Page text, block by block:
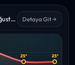
Kahramankazan 7 Günlük Sıcaklık Trendi | 10 Ağustos – 16 Ağustos 2026 Detaya Git
25° 25°